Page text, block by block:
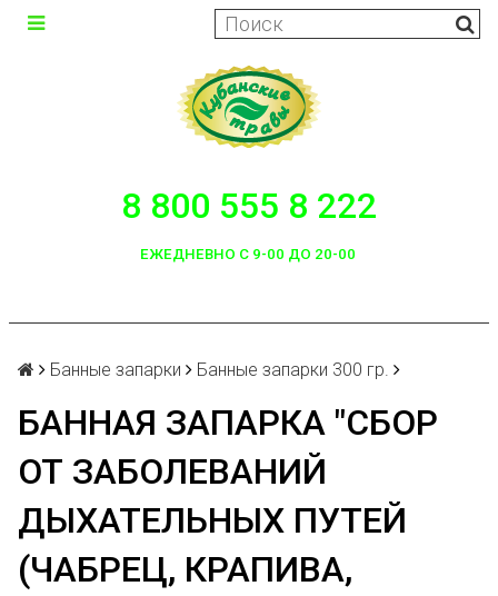
8 800 555 8 222
ЕЖЕДНЕВНО С 9-00 ДО 20-00
Банные запарки Банные запарки 300 гр.
БАННАЯ ЗАПАРКА "СБОР
ОТ ЗАБОЛЕВАНИЙ
ДЫХАТЕЛЬНЫХ ПУТЕЙ
(ЧАБРЕЦ, КРАПИВА,